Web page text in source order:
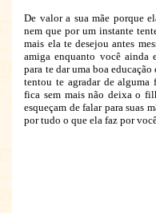
De valor a sua mãe porque
nem que por um instante
mais ela te desejou antes
amiga enquanto você ainda
para te dar uma boa
tentou te agradar de alguma
fica sem mais não deixa o
esqueçam de falar para suas
por tudo o que ela faz por